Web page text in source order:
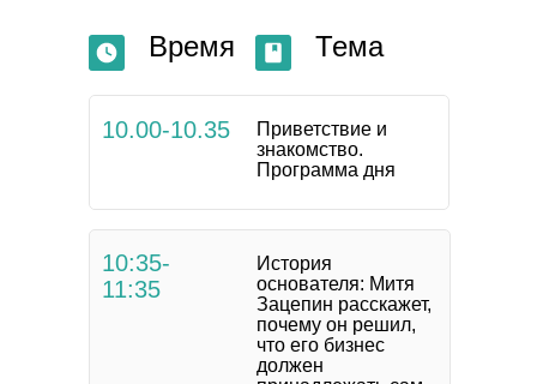
Время Тема
Приветствие и
знакомство.
Программа дня
10.00-10.35
История
основателя: Митя
Зацепин расскажет,
почему он решил,
что его бизнес
должен
10:35-
11:35